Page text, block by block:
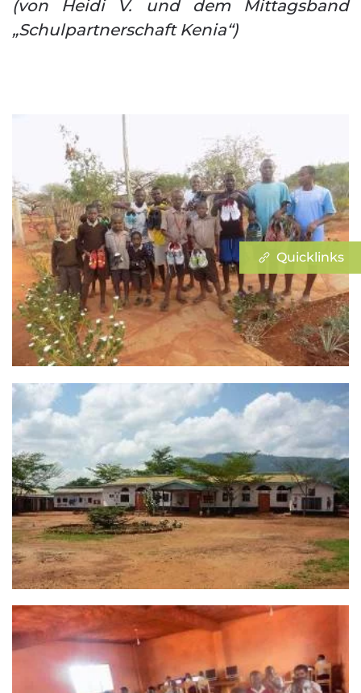
(von Heidi V. und dem Mittagsband
„Schulpartnerschaft Kenia“)
Quicklinks